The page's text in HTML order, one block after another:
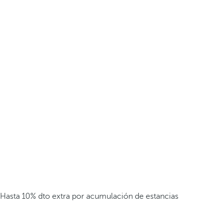
Hasta 10% dto extra por acumulación de estancias